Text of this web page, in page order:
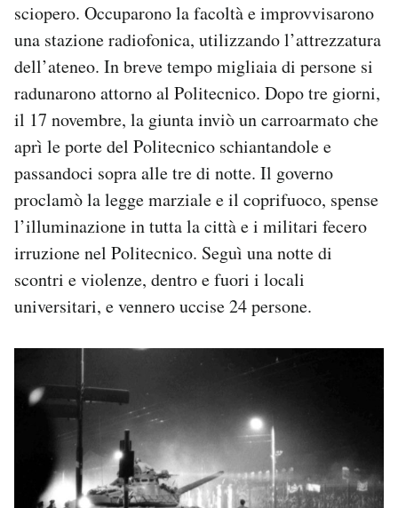
sciopero. Occuparono la facoltà e improvvisarono
una stazione radiofonica, utilizzando l’attrezzatura
dell’ateneo. In breve tempo migliaia di persone si
radunarono attorno al Politecnico. Dopo tre giorni,
il 17 novembre, la giunta inviò un carroarmato che
aprì le porte del Politecnico schiantandole e
passandoci sopra alle tre di notte. Il governo
proclamò la legge marziale e il coprifuoco, spense
l’illuminazione in tutta la città e i militari fecero
irruzione nel Politecnico. Seguì una notte di
scontri e violenze, dentro e fuori i locali
universitari, e vennero uccise 24 persone.